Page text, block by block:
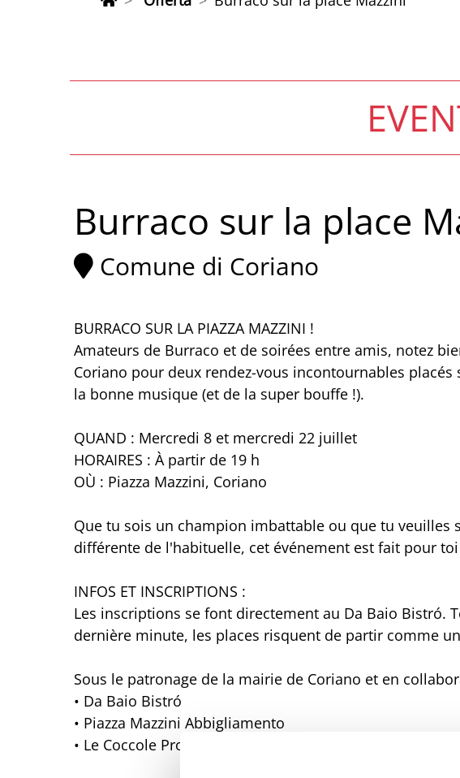
Burraco sur la place
Comune di Coriano
BURRACO SUR LA PIAZZA MAZZINI !
Amateurs de Burraco et de soirées entre amis, notez
Coriano pour deux rendez-vous incontournables
la bonne musique (et de la super bouffe !).
QUAND : Mercredi 8 et mercredi 22 juillet
HORAIRES : À partir de 19 h
OÙ : Piazza Mazzini, Coriano
Que tu sois un champion imbattable ou que tu veuilles
différente de l'habituelle, cet événement est fait pour
INFOS ET INSCRIPTIONS :
Les inscriptions se font directement au Da Baio Bistró.
dernière minute, les places risquent de partir comme
Sous le patronage de la mairie de Coriano et en
• Da Baio Bistró
• Piazza Mazzini Abbigliamento
• Le Coccole Profumeria & Estetica